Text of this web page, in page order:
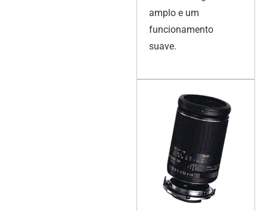
amplo e um
funcionamento
suave.